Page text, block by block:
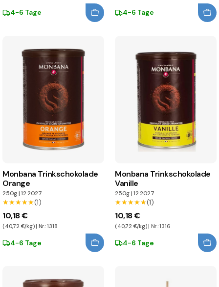
4-6 Tage 4-6 Tage
Monbana Trinkschokolade
Orange
250g|12.2027
★★★★★
★★★★★(1)
10,18 €
(40,72 €/kg) | Nr.: 1318
4-6 Tage
Monbana Trinkschokolade
Vanille
250g|12.2027
★★★★★
★★★★★(1)
10,18 €
(40,72 €/kg) | Nr.: 1316
4-6 Tage